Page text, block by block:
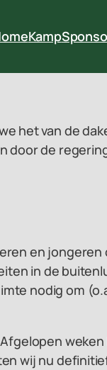
Kamp
het van de
door de
en
in de
nodig om
wij nu